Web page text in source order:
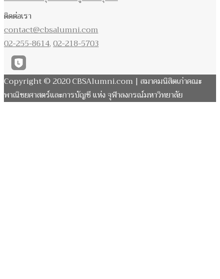
ติดต่อเรา
contact@cbsalumni.com
02-255-8614,02-218-5703
Copyright © 2020 CBSAlumni.com | สมาคมนิสิตเก่าคณะ
พาณิชยศาสตร์และการบัญชี แห่ง จุฬาลงกรณ์มหาวิทยาลัย